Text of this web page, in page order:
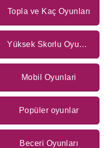
Topla ve Kaç Oyunları
Yüksek Skorlu Oyunlar
Mobil Oyunlari
Popüler oyunlar
Beceri Oyunları